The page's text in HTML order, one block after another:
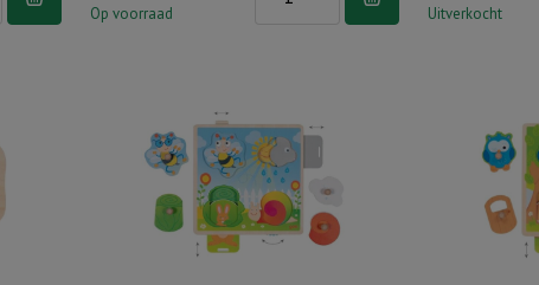
Op voorraad
aantal
Uitverkocht